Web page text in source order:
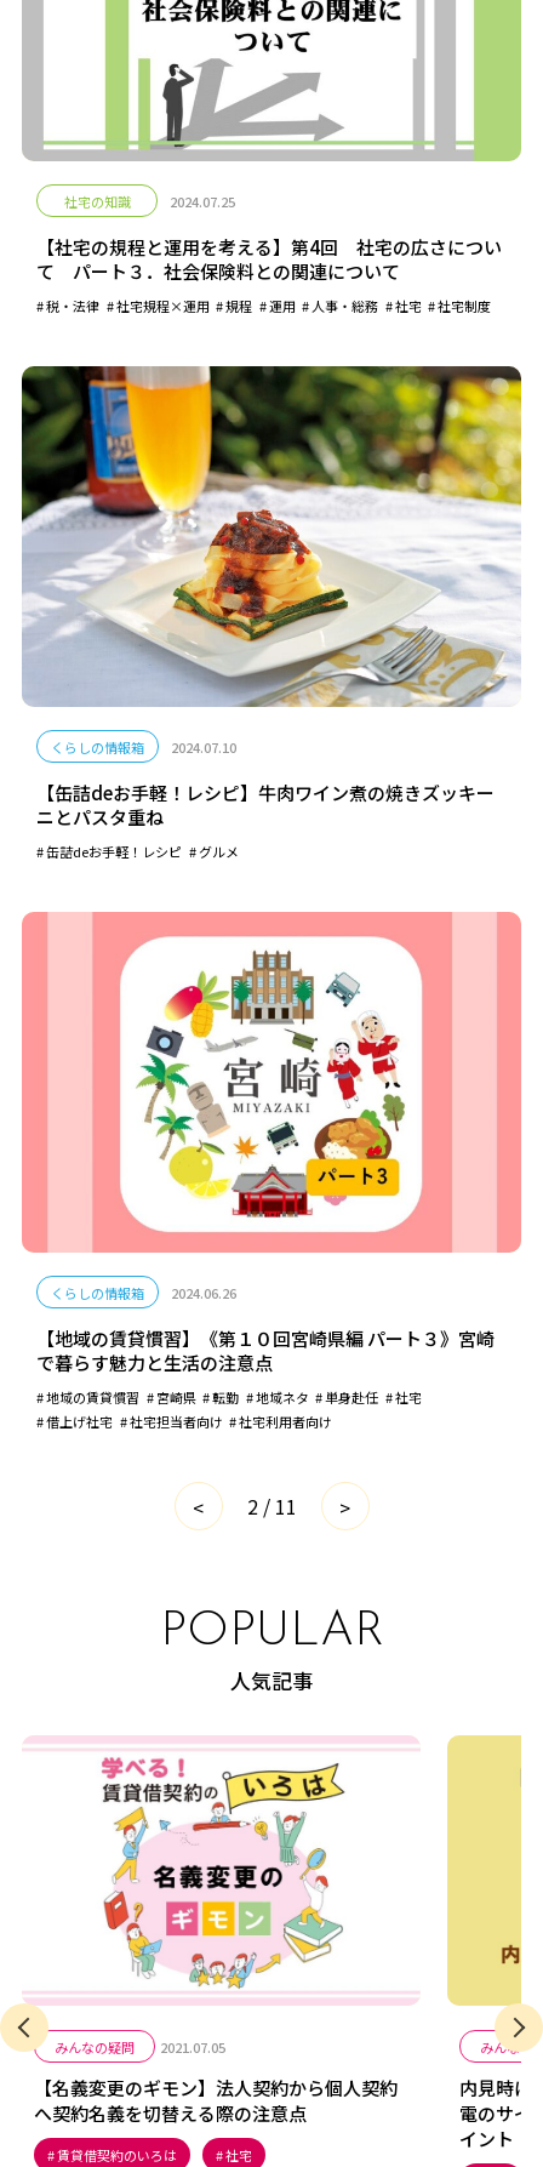
社宅の知識 2024.07.25
【社宅の規程と運用を考える】第4回 社宅の広さについ
て パート３．社会保険料との関連について
税・法律 社宅規程×運用 規程 運用 人事・総務 社宅 社宅制度
くらしの情報箱 2024.07.10
【缶詰deお手軽！レシピ】牛肉ワイン煮の焼きズッキー
ニとパスタ重ね
缶詰deお手軽！レシピ グルメ
くらしの情報箱 2024.06.26
【地域の賃貸慣習】《第１０回宮崎県編 パート３》宮崎
で暮らす魅力と生活の注意点
地域の賃貸慣習 宮崎県 転勤 地域ネタ 単身赴任
社宅
借上げ社宅
社宅担当者向け 社宅利用者向け
2 / 11
< >
POPULAR
人気記事
みんなの疑問 2021.07.05
【名義変更のギモン】法人契約から個人契約
へ契約名義を切替える際の注意点
賃貸借契約のいろは 社宅
みんなの
内見時に
電のサイ
イント